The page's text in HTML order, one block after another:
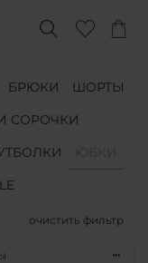
БРЮКИ
ШОРТЫ
СОРОЧКИ
очистить фильтр